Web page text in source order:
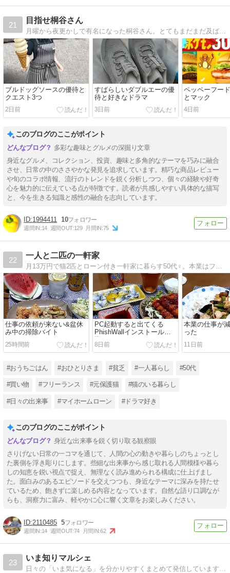
21
目指せ桐谷さん
月曜から夜更かしで有名になった桐谷さん。とてもまだまだ及ばないけれど、目指すのは勝手。優待ランチ楽しんでいます。その他日々の合理的な生活の事などを綴っています。
ブルドッグソースの優待と
クエスト3つ
2日前
すばらしいダブルエーの優
待と好きなドラマ
3日前
ペッペーフー
とマック
4日前
このブログのここがポイント
多彩な趣味とグルメの深掘り文章
身近なグルメ、コレクション、投資、趣味と多角的なテーマを巧みに融合
させ、日常の中のささやかな発見を追求しています。精巧な商品レビュー
や旬のコラボ情報、流行のトレンドを鋭く分析しつつ、個々の経験や好奇
心を魅力的に伝えている点が特徴です。読者が共感しやすい具体的な描写
と、今を生きる知識と感性の融合を志向しています。
1994411 10
週間IN:14 週間OUT:129 月間IN:75
22
一人と二匹の一軒家
仕事の依頼が来ない&盆休
み中の掃除バイト
25時間前
PC起動すると出てくる
PhishWallインストール誘
8日前
本業の仕事が
った
11日前
#おうちごはん #おひとりさま #貧乏 #一人暮らし #50代
#買い物 #フリーランス #元保護猫 #猫のいる暮らし
#日々の出来事 #マイホームローン #ドラマ好き
このブログのここがポイント
身近な出来事を鋭く切り取る観察眼
さりげない日常の一コマを通じて、人間の心の動きや暮らしのちょっとし
た裏側を浮き彫りにします。些細な出来事から感じ取れる人間模様や暮ら
しの知恵を鋭い視点で捉え、無理なく読み進められる構成に仕上げまし
た。面白みのあるエピソードを交えつつも、身近なテーマに深みを持たせ
ているため、飽きずに楽しめる内容となっています。自然な語り口調なが
らも、洞察力に富み、軽やかに心に響く文章をお楽しみください。
2110485 5
週間IN:14 週間OUT:74 月間IN:62
23
いま知りマルシェ